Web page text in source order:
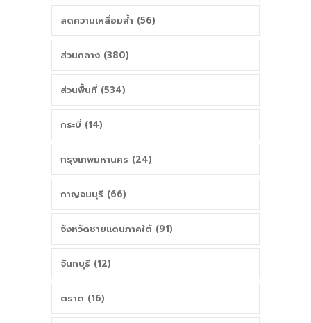
ลดความเหลื่อมล้ำ (56)
ส่วนกลาง (380)
ส่วนพื้นที่ (534)
กระบี่ (14)
กรุงเทพมหานคร (24)
กาญจนบุรี (66)
จังหวัดชายแดนภาคใต้ (91)
จันทบุรี (12)
ตราด (16)